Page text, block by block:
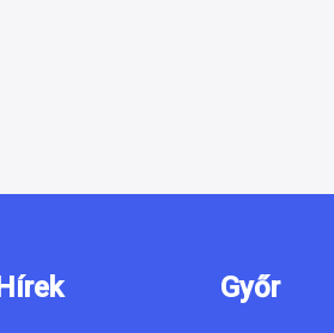
Hírek Győr